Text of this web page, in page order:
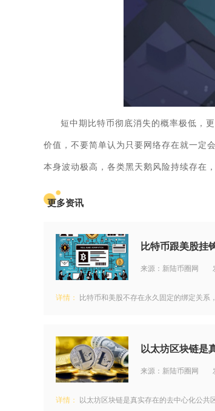
短中期比特币彻底消失的概率极低，
价值，不要简单认为只要网络存在就一定
本身波动极高，各类黑天鹅风险持续存在
更多资讯
比特币跟美股挂
来源：新陆币圈网
详情： 比特币和美股不存在永久固定的绑定关系
以太坊区块链是
来源：新陆币圈网
详情： 以太坊区块链是真实存在的去中心化公共